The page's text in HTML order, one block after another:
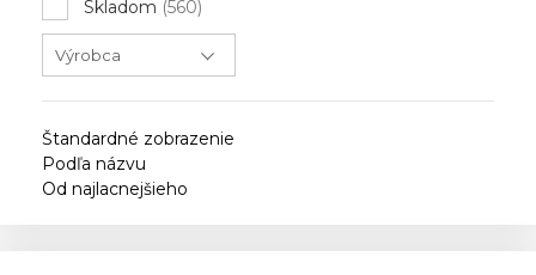
Skladom (560)
Štandardné zobrazenie
Podľa názvu
Od najlacnejšieho